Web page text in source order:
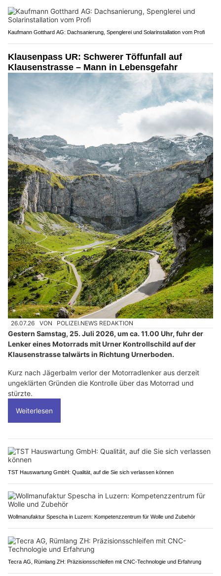
Kaufmann Gotthard AG: Dachsanierung, Spenglerei und Solarinstallation vom Profi
Klausenpass UR: Schwerer Töffunfall auf
Klausenstrasse – Mann in Lebensgefahr
26.07.26 VON POLIZEI.NEWS REDAKTION
Gestern Samstag, 25. Juli 2026, um ca. 11.00 Uhr, fuhr der
Lenker eines Motorrads mit Urner Kontrollschild auf der
Klausenstrasse talwärts in Richtung Urnerboden.
Kurz nach Jägerbalm verlor der Motorradlenker aus derzeit
ungeklärten Gründen die Kontrolle über das Motorrad und
stürzte.
Weiterlesen
TST Hauswartung GmbH: Qualität, auf die Sie sich verlassen können
Wollmanufaktur Spescha in Luzern: Kompetenzzentrum für Wolle und Zubehör
Tecra AG, Rümlang ZH: Präzisionsschleifen mit CNC-Technologie und Erfahrung